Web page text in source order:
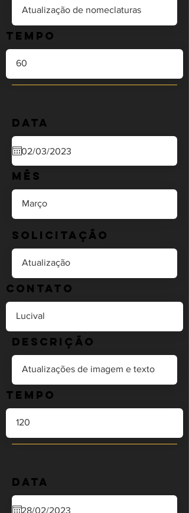
Tempo
Data
Mês
Solicitação
Contato
Descrição
Tempo
Data